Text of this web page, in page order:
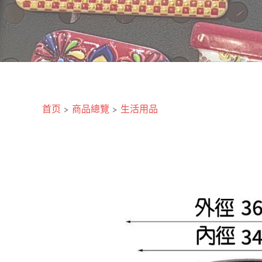
首页 > 商品總覽 > 生活用品